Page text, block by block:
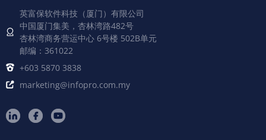
英富保软件科技（厦门）有限公司
中国厦门集美，杏林湾路482号
杏林湾商务营运中心 6号楼 502B单元
邮编：361022
+603 5870 3838
marketing@infopro.com.my